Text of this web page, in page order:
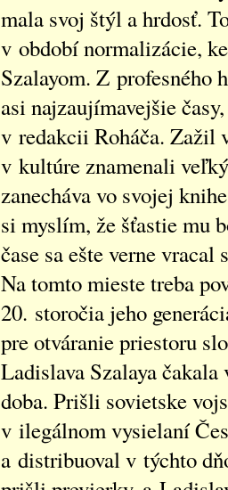
mala svoj štýl a hrdosť.
v období normalizácie,
Szalayom. Z profesného
asi najzaujímavejšie
v redakcii Roháča. Zažil
v kultúre znamenali
zanecháva vo svojej
si myslím, že šťastie mu
čase sa ešte verne
Na tomto mieste treba
20. storočia jeho
pre otváranie priestoru
Ladislava Szalaya
doba. Prišli sovietske
v ilegálnom vysielaní
a distribuoval v týchto